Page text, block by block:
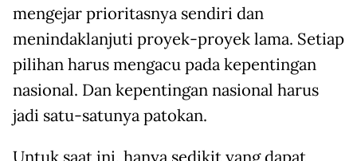
mengejar prioritasnya sendiri dan
menindaklanjuti proyek-proyek lama. Setiap
pilihan harus mengacu pada kepentingan
nasional. Dan kepentingan nasional harus
jadi satu-satunya patokan.